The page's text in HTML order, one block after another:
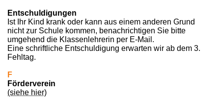
Entschuldigungen
Ist Ihr Kind krank oder kann aus einem anderen Grund
nicht zur Schule kommen, benachrichtigen Sie bitte
umgehend die Klassenlehrerin per E-Mail.
Eine schriftliche Entschuldigung erwarten wir ab dem 3.
Fehltag.
F
Förderverein
(siehe hier)